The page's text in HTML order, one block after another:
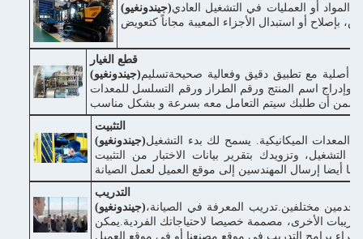
(جيندونغيو)حالة وجود عيوب في المواد أو العمليات في التشغيل العادي
قطع الغيار
(جيندونغيو)أصلية مع تطبيق دقيق وفعالية صحيحةتسليم
وإدراج اسم المنتج ورقم الطراز ورقم التسلسل للمعدات
التثبيت
(جيندونغيو)المعدات الميكانيكية. يسمح لك بدء التشغيل
التشغيل، وتزويدك بتقرير بيانات الاختبار من التثبيت
أيضا إرسال المهندسين إلى موقع العميل لعمل الصيانة
التدريب
(جيندونغيو)مختلفين.تدريب المعرفة في الصيانة،
الأخرى، مصممة خصيصا لاحتياجاتك الفردية.يمكن